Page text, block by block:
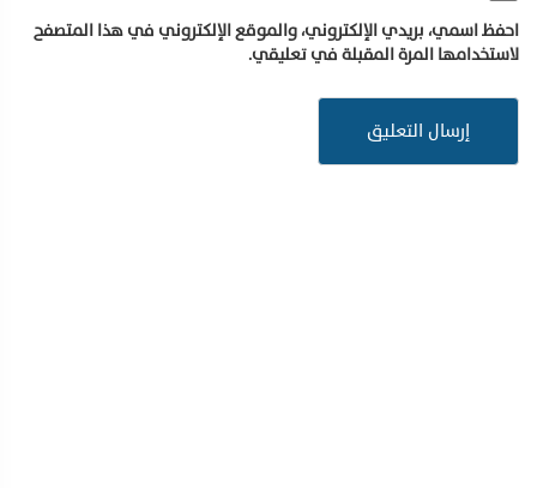
احفظ اسمي، بريدي الإلكتروني، والموقع الإلكتروني في هذا المتصفح
لاستخدامها المرة المقبلة في تعليقي.